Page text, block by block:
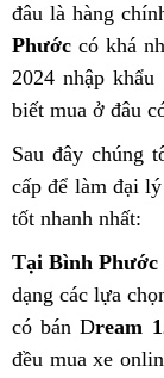
đâu là hàng
Phước có khá
2024 nhập
biết mua ở đâu
Sau đây chúng
cấp để làm đại
tốt nhanh nhất:
Tại Bình Phước
dạng các lựa
có bán Dream
đều mua xe